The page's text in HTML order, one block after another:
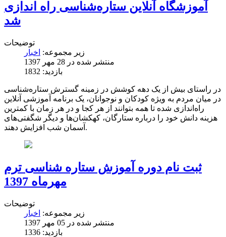
آموزشگاه آنلاین ستاره‌شناسی راه اندازی
شد
توضیحات
زیر مجموعه: اخبار
منتشر شده در 28 مهر 1397
بازدید: 1832
در راستای بیش از یک دهه کوشش در زمینه گسترش ستاره‌شناسی
در میان مردم به ویژه کودکان و نوجوانان، یک برنامه آموزشی آنلاین
راه‌اندازی شده تا همه بتوانند از هر کجا و در هر زمان با کمترین
هزینه دانش خود را درباره ستارگان، کهکشان‌ها و دیگر شگفتی‌های
آسمان شب افزایش دهند.
ثبت نام دوره آموزش ستاره شناسی ترم
مهرماه 1397
توضیحات
زیر مجموعه: اخبار
منتشر شده در 05 مهر 1397
بازدید: 1336